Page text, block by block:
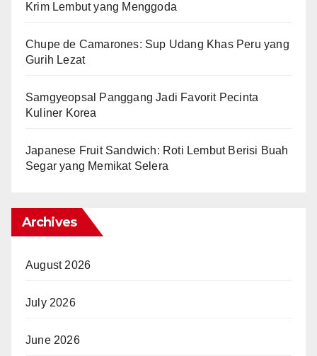
Krim Lembut yang Menggoda
Chupe de Camarones: Sup Udang Khas Peru yang
Gurih Lezat
Samgyeopsal Panggang Jadi Favorit Pecinta
Kuliner Korea
Japanese Fruit Sandwich: Roti Lembut Berisi Buah
Segar yang Memikat Selera
Archives
August 2026
July 2026
June 2026